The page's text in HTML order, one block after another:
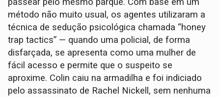
método não muito usual, os agentes utilizaram a
técnica de sedução psicológica chamada “honey
trap tactics” — quando uma policial, de forma
disfarçada, se apresenta como uma mulher de
fácil acesso e permite que o suspeito se
aproxime. Colin caiu na armadilha e foi indiciado
pelo assassinato de Rachel Nickell, sem nenhuma